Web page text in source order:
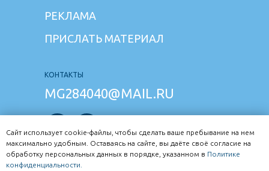
Задай вопрос в чате жителям
и экспертам Рыбинска
КОНТАКТЫ
MG284040@MAIL.RU
РЕКЛАМА
ПРИСЛАТЬ МАТЕРИАЛ
Сайт использует cookie-файлы, чтобы сделать ваше пребывание на нем
максимально удобным. Оставаясь на сайте, вы даёте своё согласие на
обработку персональных данных в порядке, указанном в Политике
конфиденциальности.